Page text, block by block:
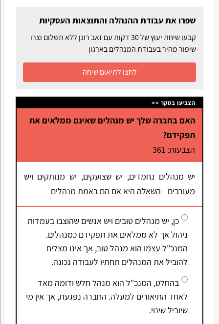
שפרו את עבודת ההנהלה והתוצאות העסקיות
קבעו שיחת יעוץ של 30 דקות עם זאב רונן ללא תשלום וצרו
שיפור מהיר בעבודת המנהלים בארגון
לחצו לתיאום שיחה
הצביעו בסקר >>
האם בחברה שלך יש מנהלים שאינם ממלאים את
תפקידם?
הצבעות: 361
יש מנהלים נחמדים, יש שצועקים, יש מנותקים ויש
מעורבים - השאלה היא אם הם באמת מנהלים
כן, יש מנהלים טובים ויש אנשים שהוצבו בעמדות
ניהול אך לא ממלאים את תפקידם כמנהלים.
המנכ"ל עצמו הוא מנהל טוב, אך אינו מצליח
להוביל את המנהלים תחתיו לעבודה נכונה.
בהחלט, המנכ"ל הוא מנהל חלש ודומה מאד
לאחד התיאורים למעלה. החברה נפגעת, אך אין מי
שיוביל שינוי.